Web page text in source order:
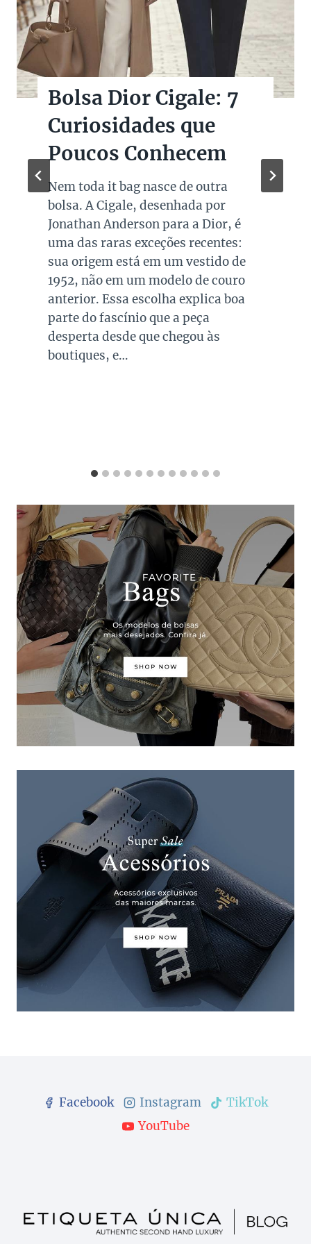
Bolsas Pretas de
Marcas de Luxo na
Super Sale dos Pais
Quando falamos de cores de bolsas,
os modelos em preto são os mais
queridos e tradicionais, estando
presente no guarda roupa de quase
todas as mulheres. Esta é uma cor
versátil, clássica e atemporal e
investir em peças neste tom garante
combinações para quase todo look
que usamos, sejam eles para
ocasiões casuais ou mais…
Facebook Instagram
TikTok
YouTube